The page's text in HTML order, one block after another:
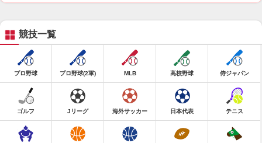
競技一覧
プロ野球 プロ野球(2軍) MLB 高校野球 侍ジャパン
ゴルフ Jリーグ 海外サッカー 日本代表 テニス